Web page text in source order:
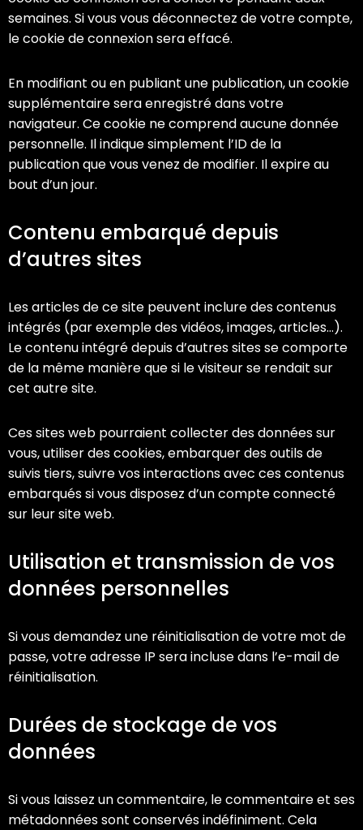
semaines. Si vous vous déconnectez de votre compte,
le cookie de connexion sera effacé.
En modifiant ou en publiant une publication, un cookie
supplémentaire sera enregistré dans votre
navigateur. Ce cookie ne comprend aucune donnée
personnelle. Il indique simplement l’ID de la
publication que vous venez de modifier. Il expire au
bout d’un jour.
Contenu embarqué depuis
d’autres sites
Les articles de ce site peuvent inclure des contenus
intégrés (par exemple des vidéos, images, articles…).
Le contenu intégré depuis d’autres sites se comporte
de la même manière que si le visiteur se rendait sur
cet autre site.
Ces sites web pourraient collecter des données sur
vous, utiliser des cookies, embarquer des outils de
suivis tiers, suivre vos interactions avec ces contenus
embarqués si vous disposez d’un compte connecté
sur leur site web.
Utilisation et transmission de vos
données personnelles
Si vous demandez une réinitialisation de votre mot de
passe, votre adresse IP sera incluse dans l’e-mail de
réinitialisation.
Durées de stockage de vos
données
Si vous laissez un commentaire, le commentaire et ses
métadonnées sont conservés indéfiniment. Cela